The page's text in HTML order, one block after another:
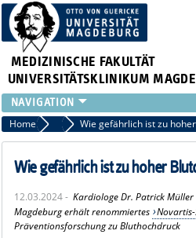
MEDIZINISCHE FAKULTÄT
UNIVERSITÄTSKLINIKUM
INSTITUTE
KLINIKEN
ZENTRALE EINRICHTUNGEN
PRESSE
ÜBER UNS
Home Archiv 2024 News
Wie gefährlich ist zu hoher
12.03.2024 - Kardiologe Dr. Patrick
Magdeburg erhält renommiertes
Präventionsforschung zu Bluthochdruck